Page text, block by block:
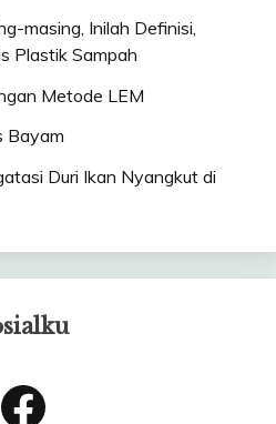
masing, Inilah Definisi,
Plastik Sampah
Metode LEM
Bayam
Duri Ikan Nyangkut di
Facebook